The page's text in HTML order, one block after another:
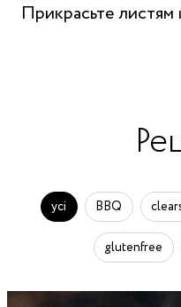
Прикрасьте листям
усі BBQ
glutenfree